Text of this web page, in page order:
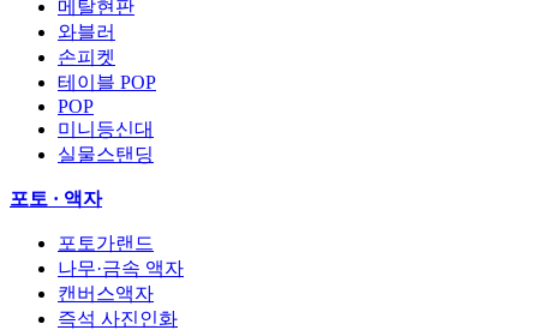
메탈현판
와블러
손피켓
테이블 POP
POP
미니등신대
실물스탠딩
포토 · 액자
포토가랜드
나무·금속 액자
캔버스액자
즉석 사진인화